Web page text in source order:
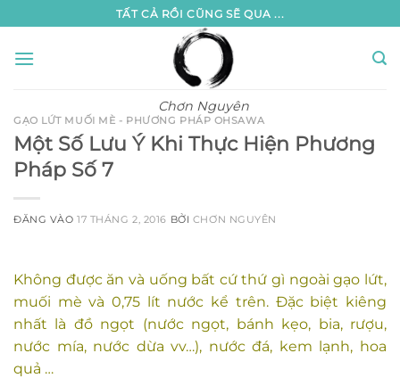
qua
nội
TẤT CẢ RỒI CŨNG SẼ QUA ...
Chơn Nguyên
GẠO LỨT MUỐI MÈ - PHƯƠNG PHÁP OHSAWA
Một Số Lưu Ý Khi Thực Hiện Phương
Pháp Số 7
ĐĂNG VÀO17 THÁNG 2, 2016 BỞI CHƠN NGUYÊN
Không được ăn và uống bất cứ thứ gì ngoài gạo lứt,
muối mè và 0,75 lít nước kể trên. Đặc biệt kiêng
nhất là đồ ngọt (nước ngọt, bánh kẹo, bia, rượu,
nước mía, nước dừa vv…), nước đá, kem lạnh, hoa
quả …